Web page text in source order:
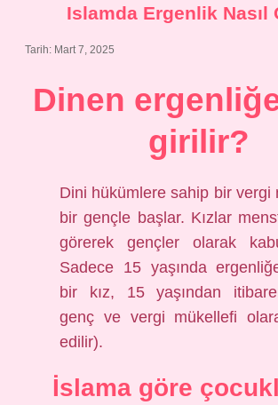
Islamda Ergenlik Nasıl
Tarih: Mart 7, 2025
Dinen
girilir?
Dini hükümlere sahip bir vergi
bir gençle başlar. Kızlar
görerek gençler olarak
Sadece 15 yaşında
bir kız, 15 yaşından
genç ve vergi mükellefi
edilir).
İslama göre